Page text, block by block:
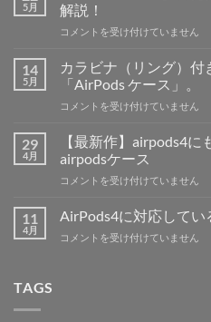
5月
解説！
【AirPods
3】
の
売
格、
機
の
コメントを受け付けていません
14
5月
カラビナ（リング）付
「AirPods ケース」。
カ
（リ
ン
付
で
コメントを受け付けていません
29
4月
【最新作】airpods4
airpodsケース
【最
作】
に
コメントを受け付けていません
11
4月
AirPods4に対応してい
AirPods4
コメントを受け付けていません
TAGS